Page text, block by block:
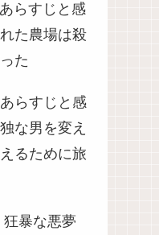
らすじと感
た農場は殺
た
らすじと感
な男を変え
るために旅
狂暴な悪夢